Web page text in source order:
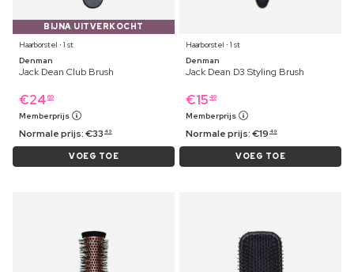
BIJNA UITVERKOCHT
Haarborstel ⋅ 1 st
Denman
Jack Dean Club Brush
€24 69
Memberprijs
Normale prijs:€33 49
VOEG TOE
Haarborstel ⋅ 1 st
Denman
Jack Dean D3 Styling Brush
€15 49
Memberprijs
Normale prijs:€19 49
VOEG TOE